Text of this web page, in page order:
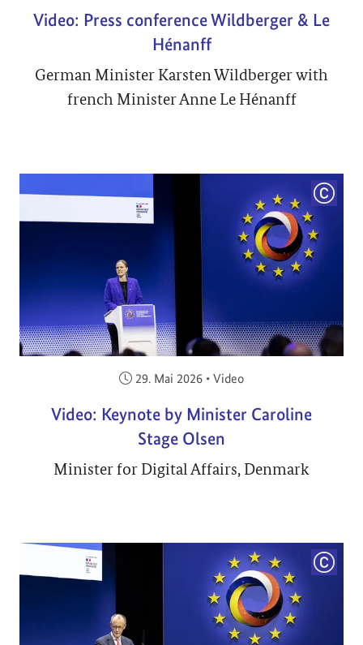
Video: Press conference Wildberger & Le
Hénanff
German Minister Karsten Wildberger with
french Minister Anne Le Hénanff
Veröffentlicht am:
29. Mai 2026 • Video
Video: Keynote by Minister Caroline
Stage Olsen
Minister for Digital Affairs, Denmark